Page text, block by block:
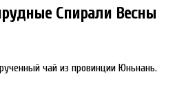
Спирали Весны
чай из провинции Юньнань.